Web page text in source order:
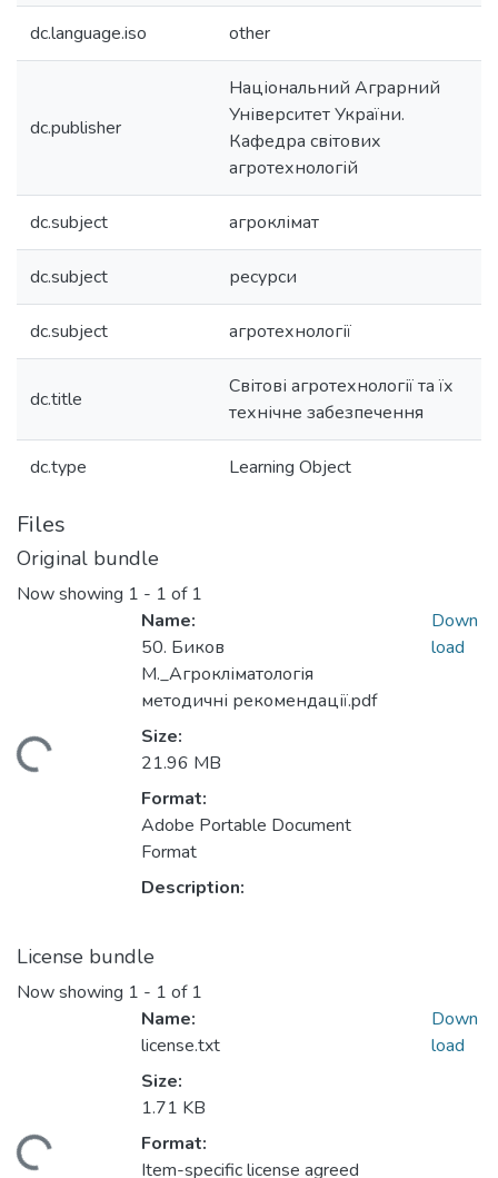
dc.language.iso other
dc.publisher
Національний Аграрний
Університет України.
Кафедра світових
агротехнологій
dc.subject агроклімат
dc.subject ресурси
dc.subject агротехнології
dc.title
Світові агротехнології та їх
технічне забезпечення
dc.type Learning Object
Files
Original bundle
Now showing 1 - 1 of 1
Loading...
Name:
50. Биков
М._Агрокліматологія
методичні рекомендації.pdf
Size:
21.96 MB
Format:
Adobe Portable Document
Format
Description:
Down
load
License bundle
Now showing 1 - 1 of 1
Name:
license.txt
Size:
1.71 KB
Format:
Item-specific license agreed
Down
load